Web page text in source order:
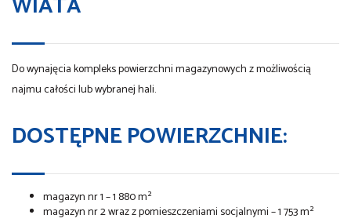
Do wynajęcia kompleks powierzchni magazynowych z możliwością
najmu całości lub wybranej hali.
DOSTĘPNE POWIERZCHNIE:
magazyn nr 1 – 1 880 m²
magazyn nr 2 wraz z pomieszczeniami socjalnymi – 1 753 m²